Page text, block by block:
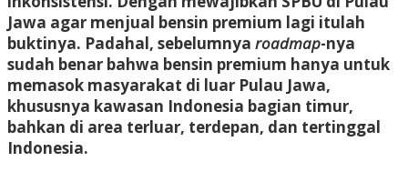
Jawa agar menjual bensin premium lagi itulah
buktinya. Padahal, sebelumnya roadmap-nya
sudah benar bahwa bensin premium hanya untuk
memasok masyarakat di luar Pulau Jawa,
khususnya kawasan Indonesia bagian timur,
bahkan di area terluar, terdepan, dan tertinggal
Indonesia.